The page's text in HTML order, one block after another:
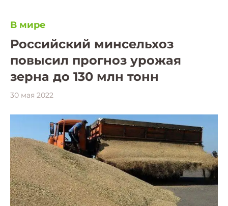
В мире
Российский минсельхоз
повысил прогноз урожая
зерна до 130 млн тонн
30 мая 2022